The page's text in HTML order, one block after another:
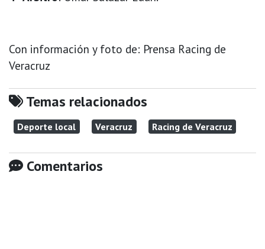
Con información y foto de: Prensa Racing de
Veracruz
Temas relacionados
Deporte local Veracruz Racing de Veracruz
Comentarios